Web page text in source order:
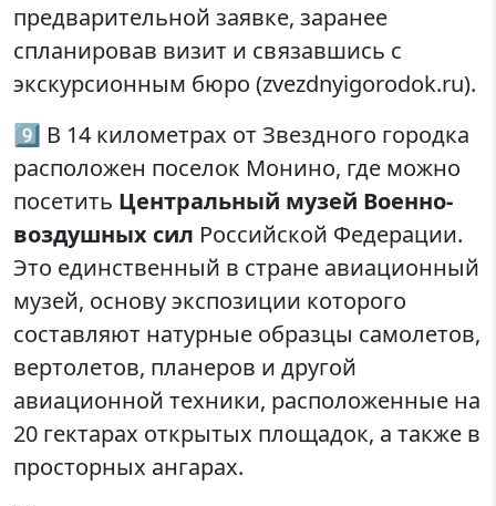
предварительной заявке, заранее
спланировав визит и связавшись с
экскурсионным бюро (zvezdnyigorodok.ru).
9️⃣ В 14 километрах от Звездного городка
расположен поселок Монино, где можно
посетить Центральный музей Военно-
воздушных сил Российской Федерации.
Это единственный в стране авиационный
музей, основу экспозиции которого
составляют натурные образцы самолетов,
вертолетов, планеров и другой
авиационной техники, расположенные на
20 гектарах открытых площадок, а также в
просторных ангарах.